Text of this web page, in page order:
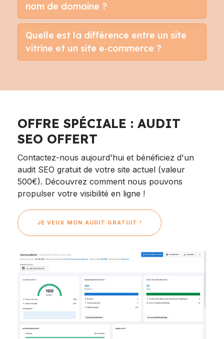
nom de domaine ?
Quelle est la différence entre un site
vitrine et un site e‑commerce ?
OFFRE SPÉCIALE : AUDIT
SEO OFFERT
Contactez-nous aujourd'hui et bénéficiez d'un
audit SEO gratuit de votre site actuel (valeur
500€). Découvrez comment nous pouvons
propulser votre visibilité en ligne !
JE VEUX MON AUDIT GRATUIT !